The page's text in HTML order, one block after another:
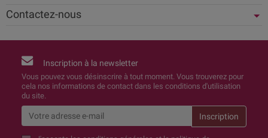
Contactez-nous
Inscription à la newsletter
Vous pouvez vous désinscrire à tout moment. Vous trouverez pour
cela nos informations de contact dans les conditions d'utilisation
du site.